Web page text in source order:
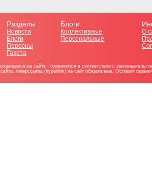
Разделы
Новости
Блоги
Персоны
Газета
Блоги
Коллективные
Персональные
О
на сайте , охраняются в соответствии с
гиперссылка (hyperlink) на сайт обязательна. (Условия